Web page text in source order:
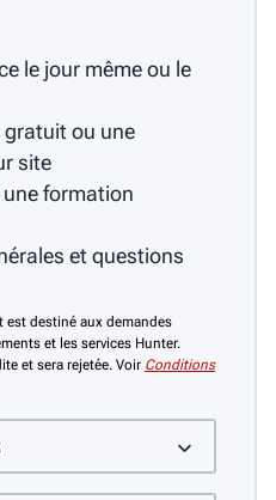
le jour même ou le
gratuit ou une
site
formation
et questions
est destiné aux demandes
et les services Hunter.
et sera rejetée. Voir Conditions